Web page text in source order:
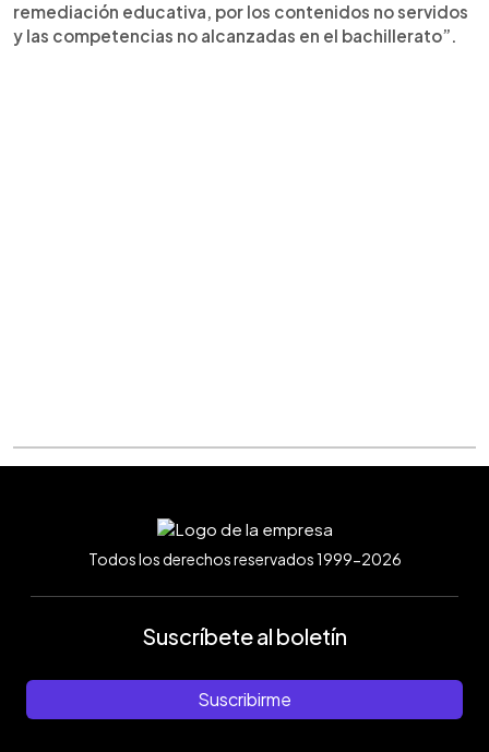
remediación educativa, por los contenidos no servidos
y las competencias no alcanzadas en el bachillerato”.
Todos los derechos reservados 1999-2026
Suscríbete al boletín
Suscribirme